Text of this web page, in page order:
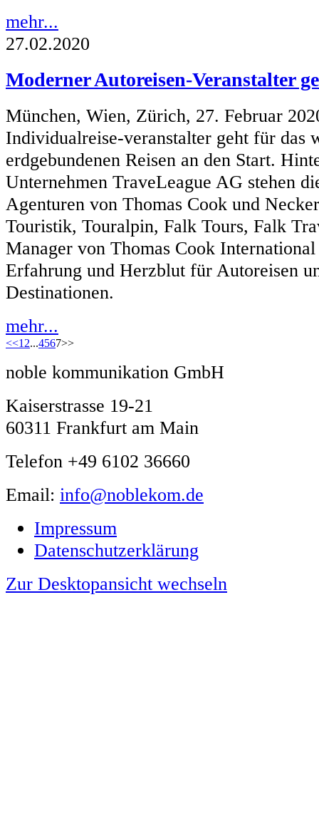
mehr...
27.02.2020
Moderner Autoreisen-Veranstalter
München, Wien, Zürich, 27. Februar
Individualreise-veranstalter geht für das
erdgebundenen Reisen an den Start.
Unternehmen TraveLeague AG stehen
Agenturen von Thomas Cook und
Touristik, Touralpin, Falk Tours, Falk
Manager von Thomas Cook
Erfahrung und Herzblut für Autoreisen
Destinationen.
mehr...
<<1 2...4567>>
noble kommunikation GmbH
Kaiserstrasse 19-21
60311 Frankfurt am Main
Telefon +49 6102 36660
Email: info@noblekom.de
Impressum
Datenschutzerklärung
Zur Desktopansicht wechseln